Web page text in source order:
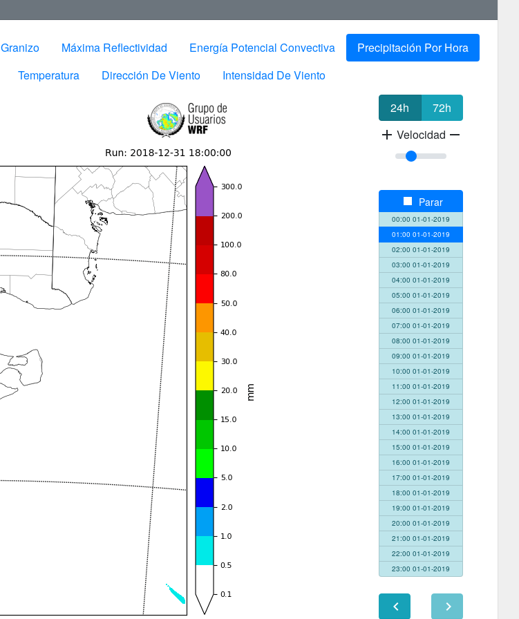
Granizo Máxima Reflectividad Energía Potencial Convectiva
Precipitación Por Hora
Temperatura Dirección De Viento Intensidad De Viento
24h 72h
add Velocidad remove
stop Parar
00:00 01-01-2019
01:00 01-01-2019
02:00 01-01-2019
03:00 01-01-2019
04:00 01-01-2019
05:00 01-01-2019
06:00 01-01-2019
07:00 01-01-2019
08:00 01-01-2019
09:00 01-01-2019
10:00 01-01-2019
11:00 01-01-2019
12:00 01-01-2019
13:00 01-01-2019
14:00 01-01-2019
15:00 01-01-2019
16:00 01-01-2019
17:00 01-01-2019
18:00 01-01-2019
19:00 01-01-2019
20:00 01-01-2019
21:00 01-01-2019
22:00 01-01-2019
23:00 01-01-2019
chevron_left chevron_right